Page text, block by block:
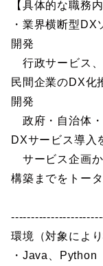
【具体的な職務内
・業界横断型DX
開発
行政サービス、
民間企業のDX化
開発
政府・自治体・
DXサービス導入
サービス企画か
構築までをトー
環境（対象により
・Java、Python